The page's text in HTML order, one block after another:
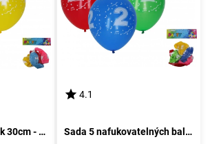
Nafukovací balónek 30cm - sada 5 kusů, s pořadovým číslem 4
4.1
Sada 5 nafukovatelných balónků o průměru 30 cm - číslo dva